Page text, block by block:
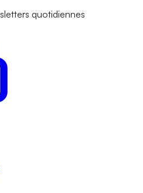
quotidiennes